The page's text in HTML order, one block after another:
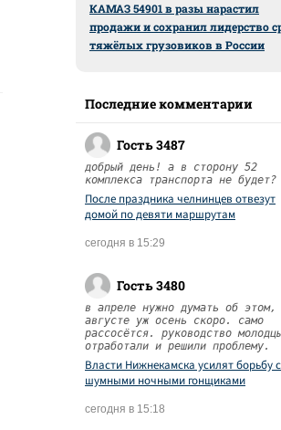
КАМАЗ 54901 в разы нарастил
продажи и сохранил лидерство
тяжёлых грузовиков в России
Последние комментарии
Гость 3487
добрый день! а в сторону 52
комплекса транспорта не будет?
После праздника челнинцев отвезут
домой по девяти маршрутам
сегодня в 15:29
Гость 3480
в апреле нужно думать об
августе уж осень скоро. само
рассосётся. руководство
отработали и решили проблему.
Власти Нижнекамска усилят борьбу с
шумными ночными гонщиками
сегодня в 15:18